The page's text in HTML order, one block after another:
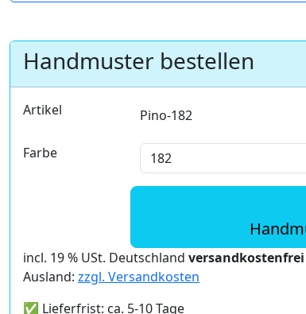
Handmuster bestellen
Artikel Pino-182
Farbe
incl. 19 % USt. Deutschland versandkostenfrei
Ausland: zzgl. Versandkosten
✅ Lieferfrist: ca. 5-10 Tage